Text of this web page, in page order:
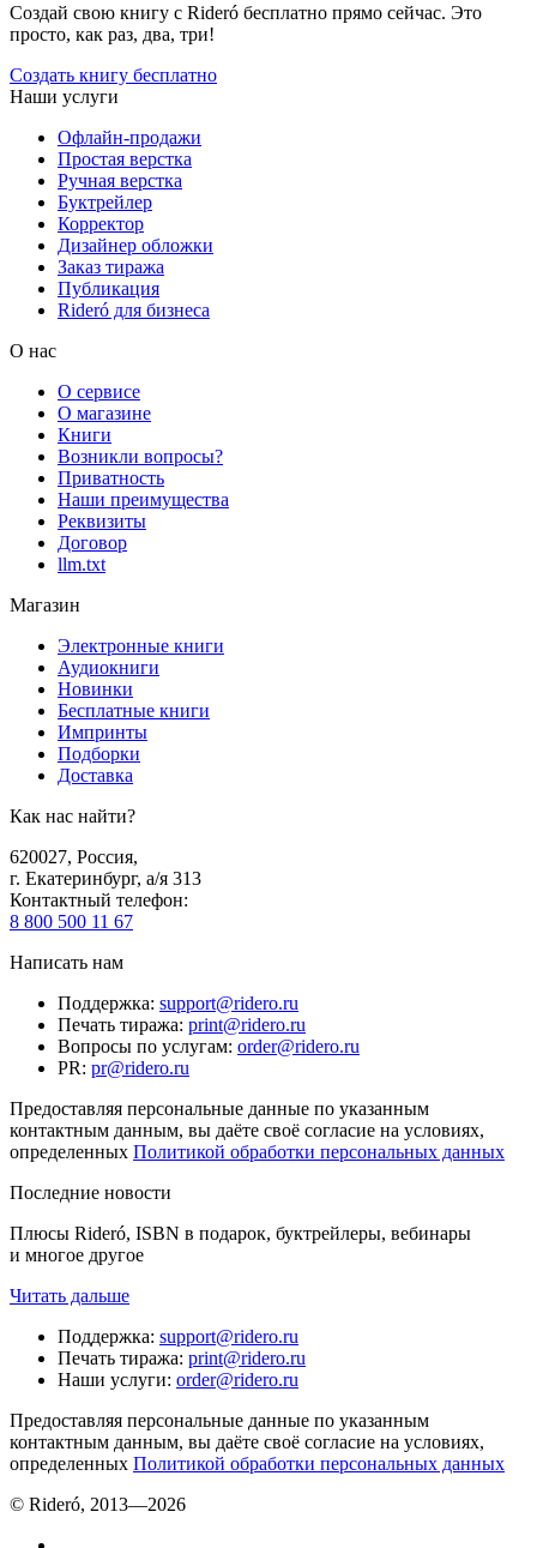
Создай свою книгу с Rideró бесплатно прямо сейчас. Это
просто, как раз, два, три!
Создать книгу бесплатно
Наши услуги
Офлайн-продажи
Простая верстка
Ручная верстка
Буктрейлер
Корректор
Дизайнер обложки
Заказ тиража
Публикация
Rideró для бизнеса
О нас
О сервисе
О магазине
Книги
Возникли вопросы?
Приватность
Наши преимущества
Реквизиты
Договор
llm.txt
Магазин
Электронные книги
Аудиокниги
Новинки
Бесплатные книги
Импринты
Подборки
Доставка
Как нас найти?
620027, Россия,
г. Екатеринбург, а/я 313
Контактный телефон:
8 800 500 11 67
Написать нам
Поддержка: support@ridero.ru
Печать тиража: print@ridero.ru
Вопросы по услугам: order@ridero.ru
PR: pr@ridero.ru
Предоставляя персональные данные по указанным
контактным данным, вы даёте своё согласие на условиях,
определенных Политикой обработки персональных данных
Последние новости
Плюсы Rideró, ISBN в подарок, буктрейлеры, вебинары
и многое другое
Читать дальше
Поддержка: support@ridero.ru
Печать тиража: print@ridero.ru
Наши услуги: order@ridero.ru
Предоставляя персональные данные по указанным
контактным данным, вы даёте своё согласие на условиях,
определенных Политикой обработки персональных данных
© Rideró, 2013—2026